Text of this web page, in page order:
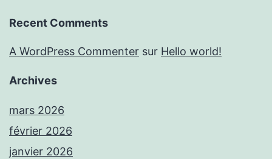
Recent Comments
A WordPress Commenter sur Hello world!
Archives
mars 2026
février 2026
janvier 2026